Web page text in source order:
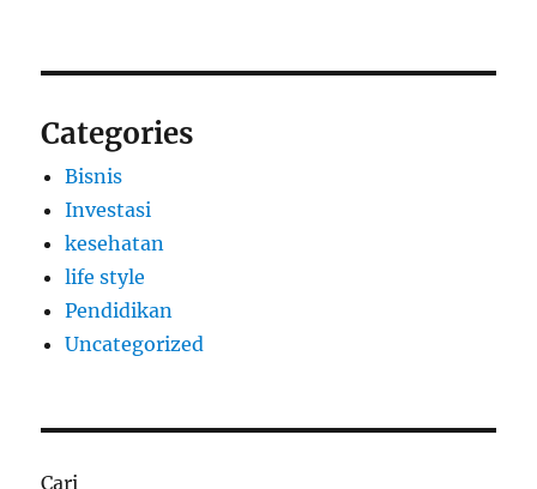
Categories
Bisnis
Investasi
kesehatan
life style
Pendidikan
Uncategorized
Cari